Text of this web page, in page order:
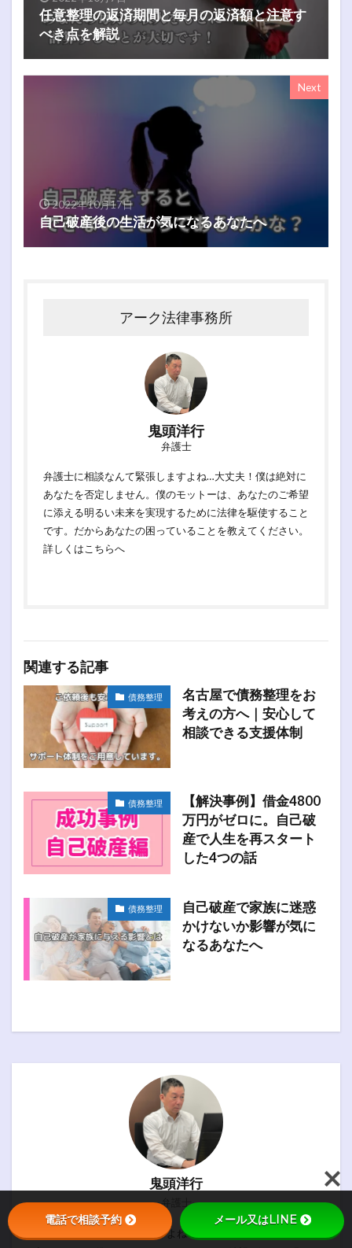
任意整理の返済期間と毎月の返済額と注意す
べき点を解説
Next
2022年10月17日
自己破産後の生活が気になるあなたへ
アーク法律事務所
鬼頭洋行
弁護士
弁護士に相談なんて緊張しますよね…大丈夫！僕は絶対に
あなたを否定しません。僕のモットーは、あなたのご希望
に添える明るい未来を実現するために法律を駆使すること
です。だからあなたの困っていることを教えてください。
詳しくは こちらへ
関連する記事
債務整理
名古屋で債務整理をお
考えの方へ｜安心して
相談できる支援体制
債務整理
【解決事例】借金4800
万円がゼロに。自己破
産で人生を再スタート
した4つの話
債務整理
自己破産で家族に迷惑
かけないか影響が気に
なるあなたへ
鬼頭洋行
弁護士
弁護士に相談なんて緊張しますよね…大丈夫！僕は絶対にあなたを
電話で相談予約 メール又はLINE